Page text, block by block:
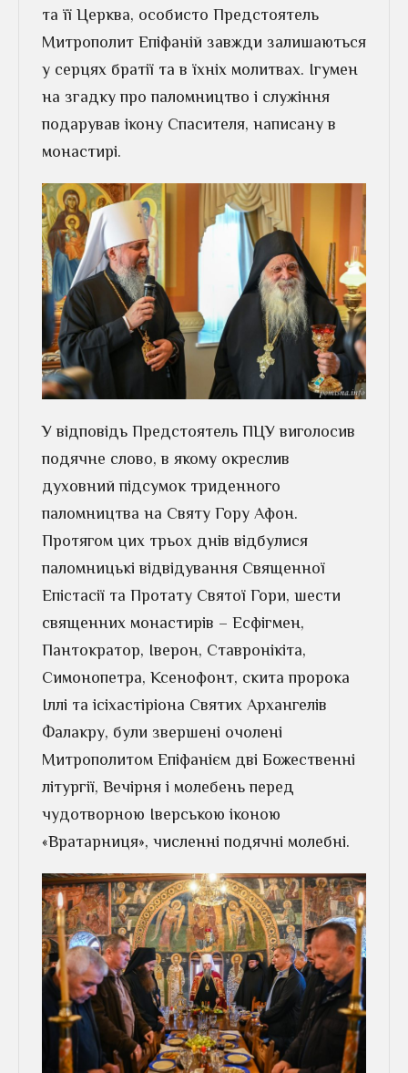
та її Церква, особисто Предстоятель
Митрополит Епіфаній завжди залишаються
у серцях братії та в їхніх молитвах. Ігумен
на згадку про паломництво і служіння
подарував ікону Спасителя, написану в
монастирі.
У відповідь Предстоятель ПЦУ виголосив
подячне слово, в якому окреслив
духовний підсумок триденного
паломництва на Святу Гору Афон.
Протягом цих трьох днів відбулися
паломницькі відвідування Священної
Епістасії та Протату Святої Гори, шести
священних монастирів – Есфігмен,
Пантократор, Іверон, Ставронікіта,
Симонопетра, Ксенофонт, скита пророка
Іллі та ісіхастіріона Святих Архангелів
Фалакру, були звершені очолені
Митрополитом Епіфанієм дві Божественні
літургії, Вечірня і молебень перед
чудотворною Іверською іконою
«Вратарниця», численні подячні молебні.